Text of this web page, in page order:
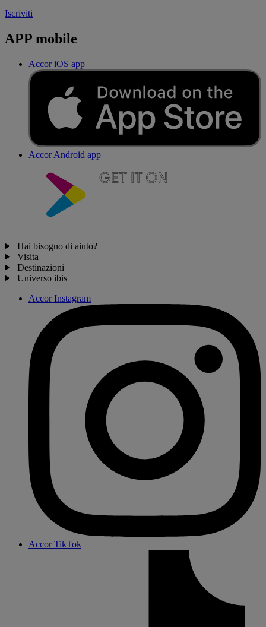
Iscriviti
APP mobile
Accor iOS app
Accor Android app
Hai bisogno di aiuto?
Visita
Destinazioni
Universo ibis
Accor Instagram
Accor TikTok